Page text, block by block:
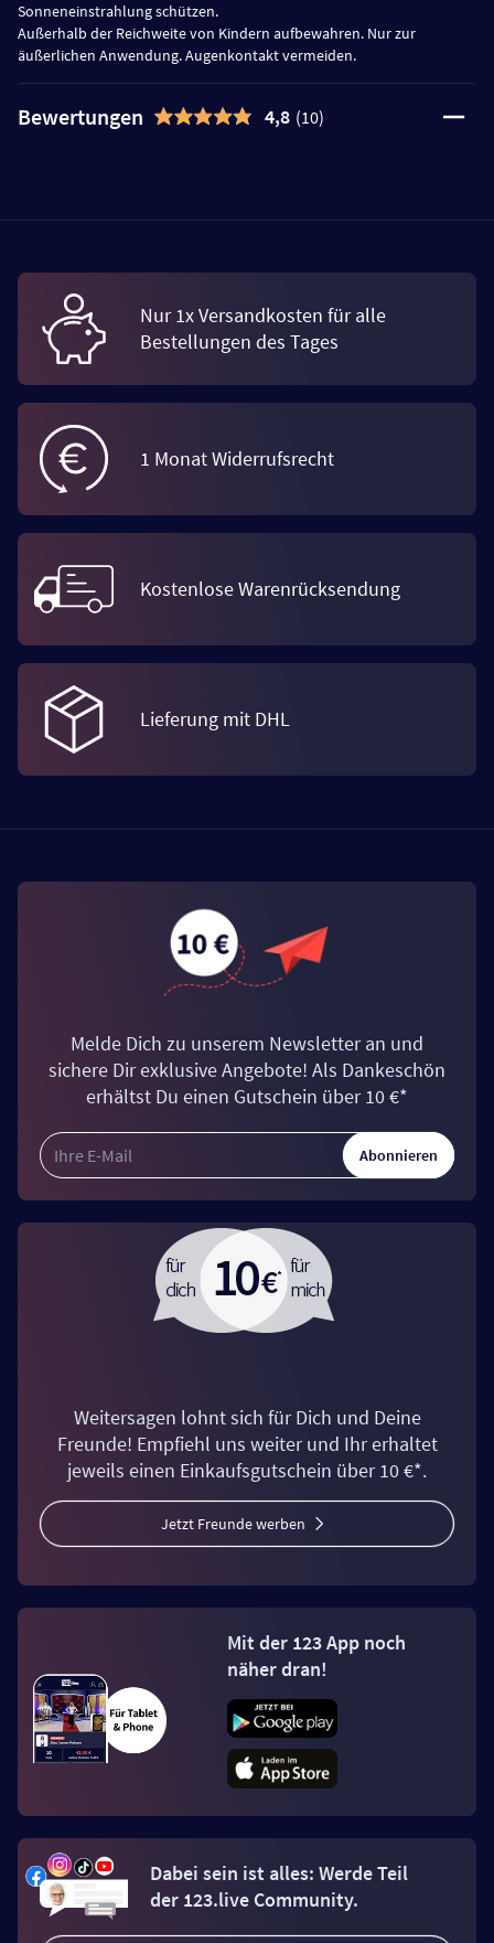
Sonneneinstrahlung schützen.
Außerhalb der Reichweite von Kindern aufbewahren. Nur zur
äußerlichen Anwendung. Augenkontakt vermeiden.
Bewertungen 4,8 (10)
Nur 1x Versandkosten für alle
Bestellungen des Tages
1 Monat Widerrufsrecht
Kostenlose Warenrücksendung
Lieferung mit DHL
Melde Dich zu unserem Newsletter an und
sichere Dir exklusive Angebote! Als Dankeschön
erhältst Du einen Gutschein über 10 €*
Abonnieren
Weitersagen lohnt sich für Dich und Deine
Freunde! Empfiehl uns weiter und Ihr erhaltet
jeweils einen Einkaufsgutschein über 10 €*.
Jetzt Freunde werben
Mit der 123 App noch
näher dran!
Dabei sein ist alles: Werde Teil
der 123.live Community.